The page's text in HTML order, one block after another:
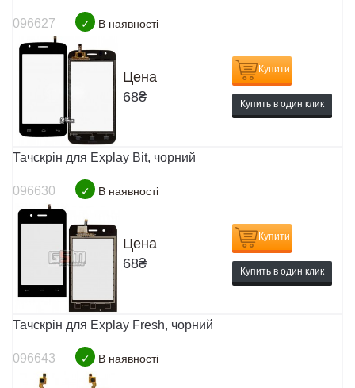
096627 ✓ В наявності
Цена
68₴
Купити
Купить в один клик
Тачскрін для Explay Bit, чорний
096630 ✓ В наявності
Цена
68₴
Купити
Купить в один клик
Тачскрін для Explay Fresh, чорний
096643 ✓ В наявності